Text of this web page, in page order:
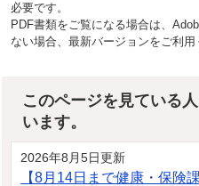
必要です。
PDF書類をご覧になる場合は、
ない場合、最新バージョンをご利用
このページを見ている
います。
2026年8月5日更新
【8月14日まで健康・保険